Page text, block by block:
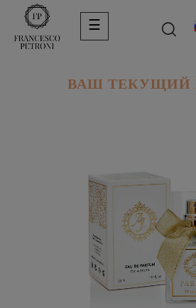
Toggle
navigation
☰
ВАШ ТЕКУЩИЙ